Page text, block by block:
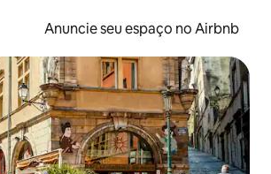
Anuncie seu espaço no Airbnb